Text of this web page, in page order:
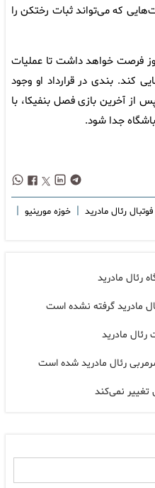
که می‌تواند ثبات رختکن را
روز فرصت خواهد داشت تا عملیات
کند. بندی در قرارداد او وجود
از آخرین بازی فصل بنفیکا، با
جدا شود.
رئال مادرید | خوزه مورینیو |
رئال مادرید
مادرید گرفته نشده است
مادرید
رئال مادرید شده است
تغییر نمی‌کند